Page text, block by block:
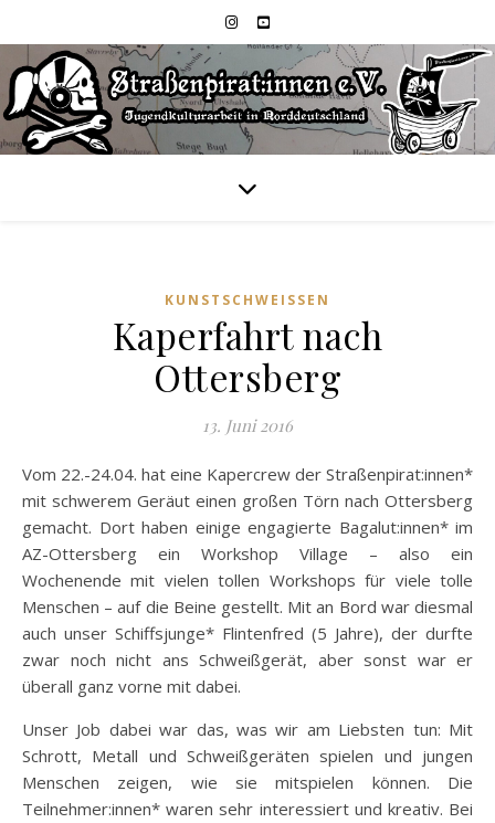
KUNSTSCHWEISSEN
Kaperfahrt nach
Ottersberg
13. Juni 2016
Vom 22.-24.04. hat eine Kapercrew der Straßenpirat:innen*
mit schwerem Geräut einen großen Törn nach Ottersberg
gemacht. Dort haben einige engagierte Bagalut:innen* im
AZ-Ottersberg ein Workshop Village – also ein
Wochenende mit vielen tollen Workshops für viele tolle
Menschen – auf die Beine gestellt. Mit an Bord war diesmal
auch unser Schiffsjunge* Flintenfred (5 Jahre), der durfte
zwar noch nicht ans Schweißgerät, aber sonst war er
überall ganz vorne mit dabei.
Unser Job dabei war das, was wir am Liebsten tun: Mit
Schrott, Metall und Schweißgeräten spielen und jungen
Menschen zeigen, wie sie mitspielen können. Die
Teilnehmer:innen* waren sehr interessiert und kreativ. Bei